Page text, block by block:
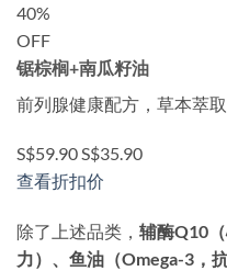
40%
OFF
锯棕榈+南瓜籽油
前列腺健康配方，草本萃
S$59.90S$35.90
查看折扣价
除了上述品类， 辅酶Q10
力）、鱼油（Omega-3，